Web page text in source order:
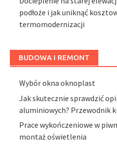
podłoże i jak uniknąć
termomodernizacji
BUDOWA I REMONT
Wybór okna oknoplast
Jak skutecznie sprawdzić
aluminiowych? Przewodnik
Prace wykończeniowe w
montaż oświetlenia